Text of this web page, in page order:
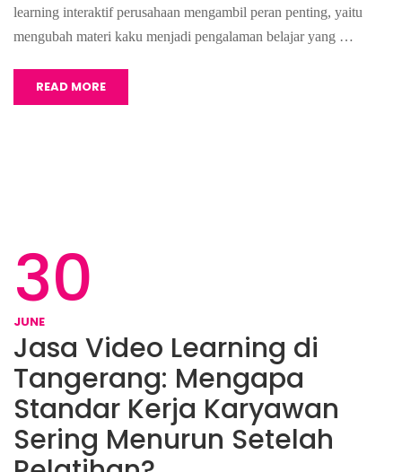
learning interaktif perusahaan mengambil peran penting, yaitu
mengubah materi kaku menjadi pengalaman belajar yang …
READ MORE
30
JUNE
Jasa Video Learning di
Tangerang: Mengapa
Standar Kerja Karyawan
Sering Menurun Setelah